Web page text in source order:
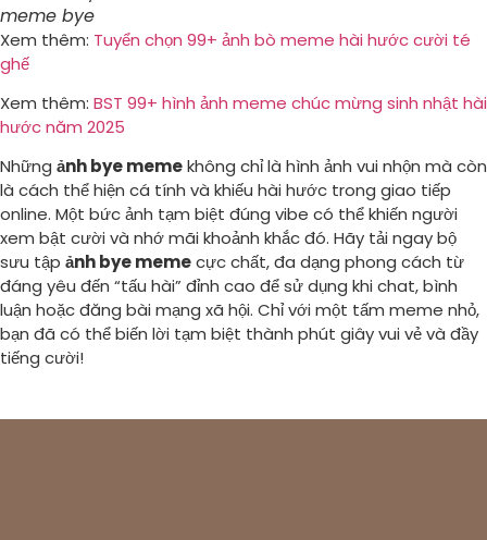
meme bye
Xem thêm: Tuyển chọn 99+ ảnh bò meme hài hước cười té
ghế
Xem thêm: BST 99+ hình ảnh meme chúc mừng sinh nhật hài
hước năm 2025
Những ảnh bye memekhông chỉ là hình ảnh vui nhộn mà còn
là cách thể hiện cá tính và khiếu hài hước trong giao tiếp
online. Một bức ảnh tạm biệt đúng vibe có thể khiến người
xem bật cười và nhớ mãi khoảnh khắc đó. Hãy tải ngay bộ
sưu tập ảnh bye memecực chất, đa dạng phong cách từ
đáng yêu đến “tấu hài” đỉnh cao để sử dụng khi chat, bình
luận hoặc đăng bài mạng xã hội. Chỉ với một tấm meme nhỏ,
bạn đã có thể biến lời tạm biệt thành phút giây vui vẻ và đầy
tiếng cười!